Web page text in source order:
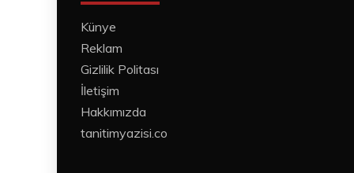
Künye
Reklam
Gizlilik Politası
İletişim
Hakkımızda
tanitimyazisi.co